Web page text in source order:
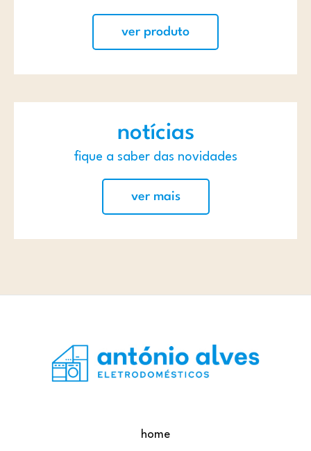
ver produto
notícias
fique a saber das novidades
ver mais
home